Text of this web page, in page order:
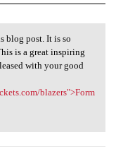
this
blog post. It is so
is a great inspiring
with your good
blazers">Form